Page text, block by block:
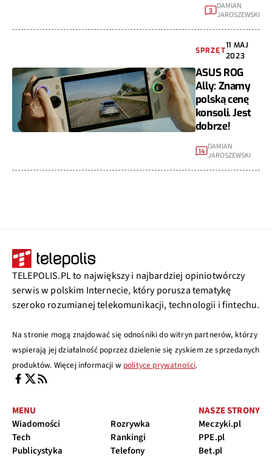
3
DAMIAN
JAROSZEWSKI
SPRZĘT
11 MAJ
2023
ASUS ROG
Ally: Znamy
polską cenę
konsoli. Jest
dobrze!
14 DAMIAN
JAROSZEWSKI
TELEPOLIS.PL to największy i najbardziej opiniotwórczy
serwis w polskim Internecie, który porusza tematykę
szeroko rozumianej telekomunikacji, technologii i fintechu.
Na stronie mogą znajdować się odnośniki do witryn partnerów, którzy
wspierają jej działalność poprzez dzielenie się zyskiem ze sprzedanych
produktów. Więcej informacji w polityce prywatności.
MENU
Wiadomości
Tech
Publicystyka
Rozrywka
Rankingi
Telefony
NASZE STRONY
Meczyki.pl
PPE.pl
Bet.pl